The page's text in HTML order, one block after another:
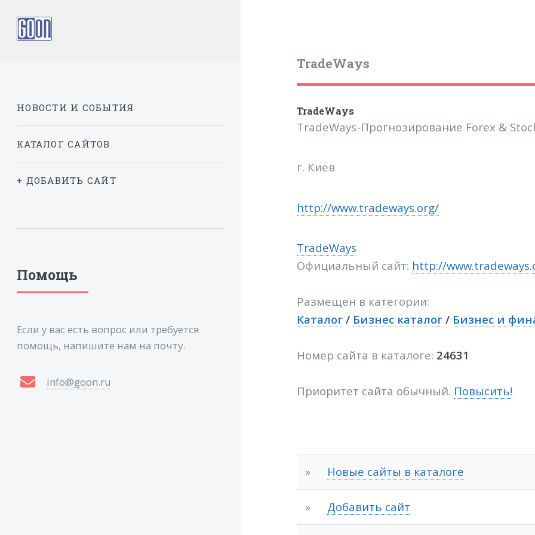
TradeWays
TradeWays
TradeWays-Прогнозирование Forex &
г. Киев
http://www.tradeways.org/
TradeWays
Официальный сайт: http://
Размещен в категории:
Каталог/ Бизнес каталог/ Бизнес и
Номер сайта в каталоге: 24631
Приоритет сайта обычный. Повысить!
» Новые сайты в каталоге
» Добавить сайт
НОВОСТИ И СОБЫТИЯ
КАТАЛОГ САЙТОВ
+ ДОБАВИТЬ САЙТ
Помощь
Если у вас есть вопрос или требуется
помощь, напишите нам на почту.
info@goon.ru